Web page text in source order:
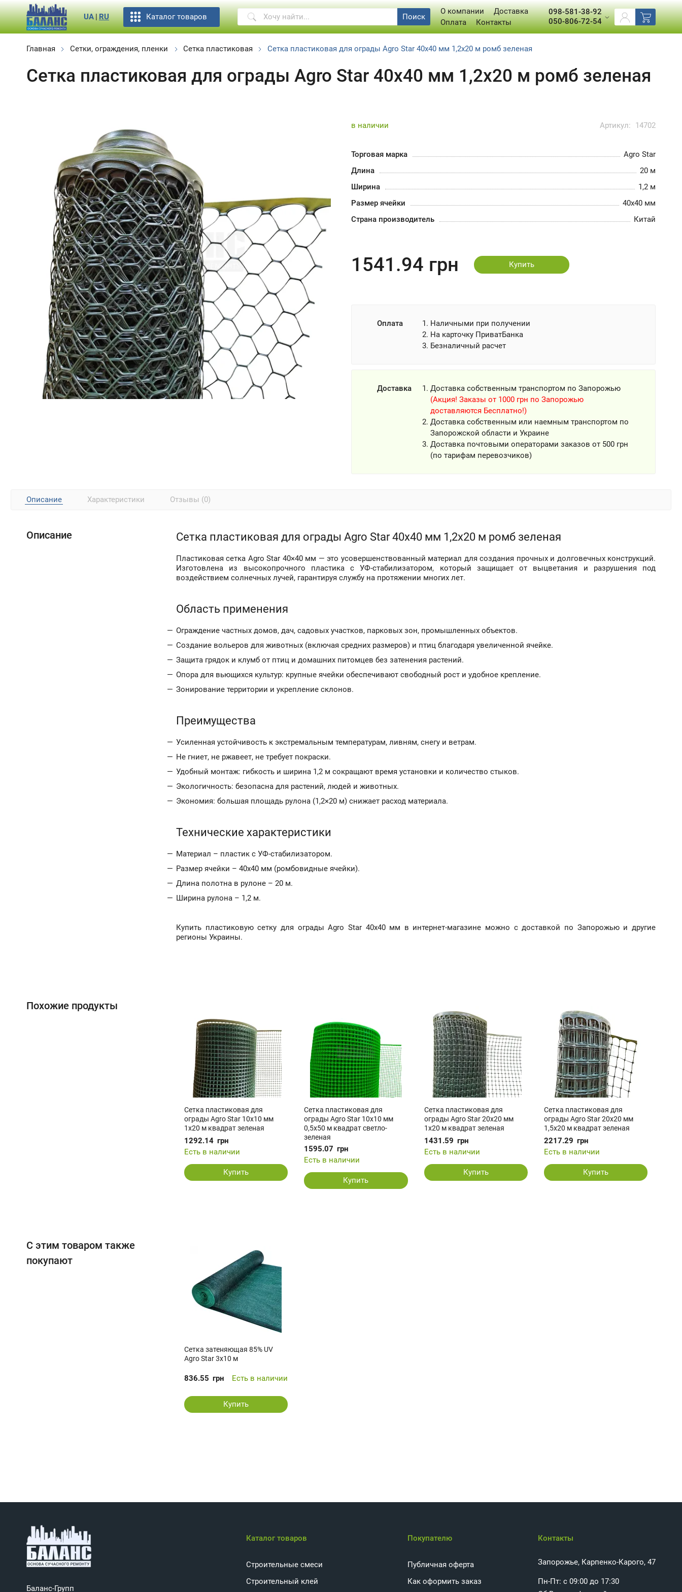
RU
|
UA Каталог товаров Поиск
О компании
Доставка
Оплата
Контакты
098-581-38-92
050-806-72-54
Главная Сетки, ограждения, пленки Сетка пластиковая Сетка пластиковая для ограды Agro Star 40х40 мм 1,2х20 м ромб зеленая
Сетка пластиковая для ограды Agro Star 40х40 мм 1,2х20 м ромб зеленая
в наличии Артикул: 14702
Торговая марка
Agro Star
Длина
20 м
Ширина
1,2 м
Размер ячейки
40х40 мм
Страна производитель
Китай
1541.94 грн Купить
Оплата
Наличными при получении
На карточку ПриватБанка
Безналичный расчет
Доставка
Доставка собственным транспортом по Запорожью
(Акция! Заказы от 1000 грн по Запорожью
доставляются Бесплатно!)
Доставка собственным или наемным транспортом по
Запорожской области и Украине
Доставка почтовыми операторами заказов от 500 грн
(по тарифам перевозчиков)
Описание Характеристики Отзывы (0)
Описание Сетка пластиковая для ограды Agro Star 40х40 мм 1,2х20 м ромб зеленая
Пластиковая сетка Agro Star 40×40 мм — это усовершенствованный материал для создания прочных и долговечных конструкций.
Изготовлена из высокопрочного пластика с УФ-стабилизатором, который защищает от выцветания и разрушения под
воздействием солнечных лучей, гарантируя службу на протяжении многих лет.
Область применения
Ограждение частных домов, дач, садовых участков, парковых зон, промышленных объектов.
Создание вольеров для животных (включая средних размеров) и птиц благодаря увеличенной ячейке.
Защита грядок и клумб от птиц и домашних питомцев без затенения растений.
Опора для вьющихся культур: крупные ячейки обеспечивают свободный рост и удобное крепление.
Зонирование территории и укрепление склонов.
Преимущества
Усиленная устойчивость к экстремальным температурам, ливням, снегу и ветрам.
Не гниет, не ржавеет, не требует покраски.
Удобный монтаж: гибкость и ширина 1,2 м сокращают время установки и количество стыков.
Экологичность: безопасна для растений, людей и животных.
Экономия: большая площадь рулона (1,2×20 м) снижает расход материала.
Технические характеристики
Материал – пластик с УФ-стабилизатором.
Размер ячейки – 40х40 мм (ромбовидные ячейки).
Длина полотна в рулоне – 20 м.
Ширина рулона – 1,2 м.
Купить пластиковую сетку для ограды Agro Star 40х40 мм в интернет-магазине можно с доставкой по Запорожью и другие
регионы Украины.
Похожие продукты
Сетка пластиковая для
ограды Agro Star 10х10 мм
1х20 м квадрат зеленая
1292.14 грн
Есть в наличии
Купить
Сетка пластиковая для
ограды Agro Star 10х10 мм
0,5х50 м квадрат светло-
зеленая
1595.07 грн
Есть в наличии
Купить
Сетка пластиковая для
ограды Agro Star 20х20 мм
1х20 м квадрат зеленая
1431.59 грн
Есть в наличии
Купить
Сетка пластиковая для
ограды Agro Star 20х20 мм
1,5х20 м квадрат зеленая
2217.29 грн
Есть в наличии
Купить
С этим товаром также
покупают
Сетка затеняющая 85% UV
Agro Star 3х10 м
836.55 грн Есть в наличии
Купить
Баланс-Групп
Каталог товаров
Строительные смеси
Строительный клей
Покупателю
Публичная оферта
Как оформить заказ
Контакты
Запорожье, Карпенко-Карого, 47
Пн-Пт: с 09:00 до 17:30